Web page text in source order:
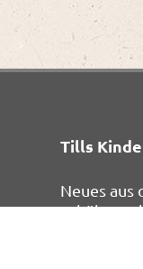
Tills
Neues aus